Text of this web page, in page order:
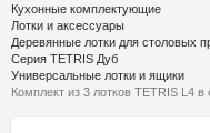
Кухонные комплектующие
Лотки и аксессуары
Деревянные лотки для столовых
Серия TETRIS Дуб
Универсальные лотки и ящики
Комплект из 3 лотков TETRIS L4